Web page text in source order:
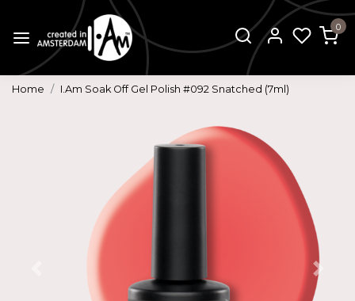
0
Home I.Am Soak Off Gel Polish #092 Snatched (7ml)